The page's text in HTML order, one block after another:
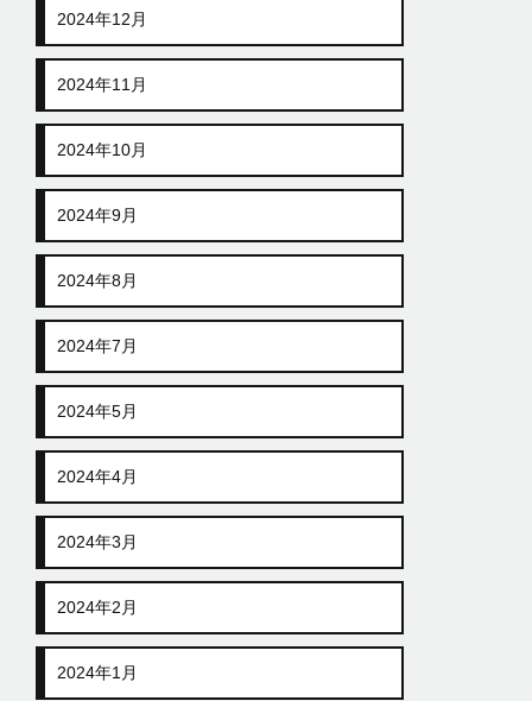
2024年12月
2024年11月
2024年10月
2024年9月
2024年8月
2024年7月
2024年5月
2024年4月
2024年3月
2024年2月
2024年1月